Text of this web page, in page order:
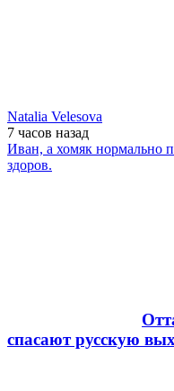
Natalia Velesova
7 часов назад
Иван, а хомяк нормально
здоров.
спасают русскую